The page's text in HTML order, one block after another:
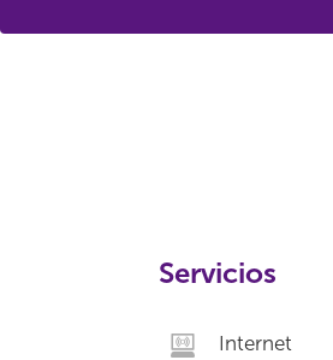
Servicios
Internet